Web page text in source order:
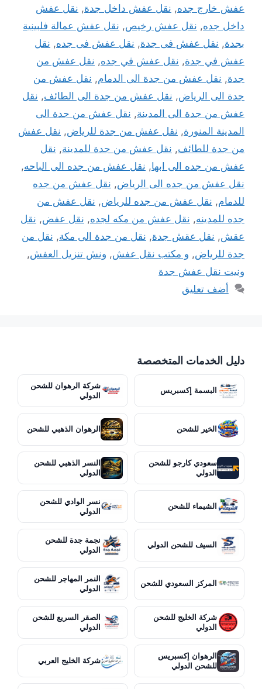
عفش خارج جده, نقل عفش داخل جدة, نقل عفش
داخل جده, نقل عفش رخيص, نقل عفش عمالة فلبينية
بجدة, نقل عفش فى جدة, نقل عفش فى جده, نقل
عفش في جدة, نقل عفش في جده, نقل عفش من
جدة, نقل عفش من جدة الى الدمام, نقل عفش من
جدة الى الرياض, نقل عفش من جدة الى الطائف, نقل
عفش من جدة الى المدينة, نقل عفش من جدة الى
المدينة المنورة, نقل عفش من جدة للرياض, نقل عفش
من جدة للطائف, نقل عفش من جدة للمدينة, نقل
عفش من جده الى ابها, نقل عفش من جده الى الباحه,
نقل عفش من جده الى الرياض, نقل عفش من جده
للدمام, نقل عفش من جده للرياض, نقل عفش من
جده للمدينه, نقل عفش من مكه لجده, نقل عفض, نقل
عقش, نقل عقش جدة, نقل من جدة الى مكة, نقل من
جدة للرياض, و مكتب نقل عفش, ونش تنزيل العفش,
ونيت نقل عفش جدة
أضف تعليق
دليل الخدمات المتخصصة
البسمة إكسبريس
شركة الرهوان للشحن
الدولي
الخير للشحن الرهوان الذهبي للشحن
سعودي كارجو للشحن
الدولي
النسر الذهبي للشحن
الدولي
الشيماء للشحن
نسر الوادي للشحن
الدولي
السيف للشحن الدولي
نجمة جدة للشحن
الدولي
المركز السعودي للشحن
النمر المهاجر للشحن
الدولي
شركة الخليج للشحن
الدولي
الصقر السريع للشحن
الدولي
الرهوان إكسبريس
للشحن الدولي
شركة الخليج العربي